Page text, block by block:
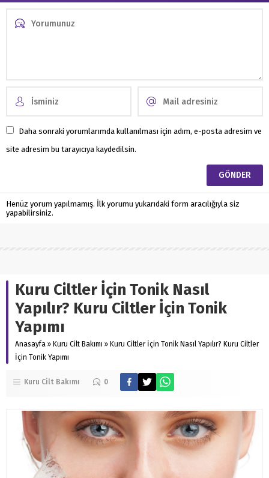
Daha sonraki yorumlarımda kullanılması için adım, e-posta adresim ve
site adresim bu tarayıcıya kaydedilsin.
Henüz yorum yapılmamış. İlk yorumu yukarıdaki form aracılığıyla siz
yapabilirsiniz.
Kuru Ciltler İçin Tonik Nasıl
Yapılır? Kuru Ciltler İçin Tonik
Yapımı
Anasayfa » Kuru Cilt Bakımı » Kuru Ciltler İçin Tonik Nasıl Yapılır? Kuru Ciltler
İçin Tonik Yapımı
Kuru Cilt Bakımı 0